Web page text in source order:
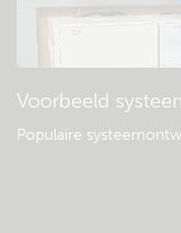
Voorbeeld
Populaire